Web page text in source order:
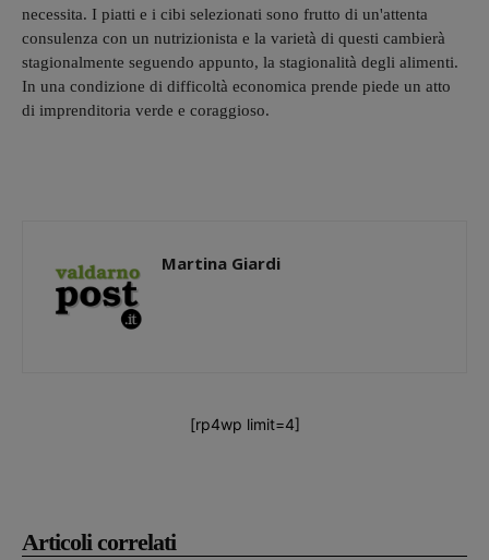
Articoli correlati
necessita. I piatti e i cibi selezionati sono frutto di un'attenta
consulenza con un nutrizionista e la varietà di questi cambierà
stagionalmente seguendo appunto, la stagionalità degli alimenti.
In una condizione di difficoltà economica prende piede un atto
di imprenditoria verde e coraggioso.
Martina Giardi
[rp4wp limit=4]